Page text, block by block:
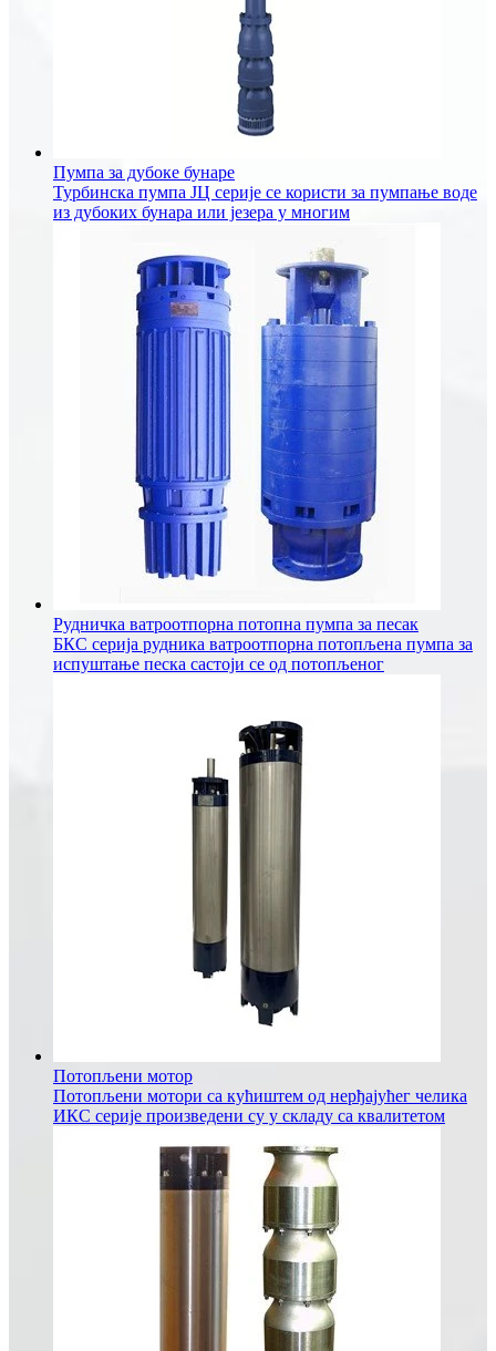
Пумпа за дубоке бунаре
Турбинска пумпа ЈЦ серије се користи за пумпање воде
из дубоких бунара или језера у многим
Рудничка ватроотпорна потопна пумпа за песак
БКС серија рудника ватроотпорна потопљена пумпа за
испуштање песка састоји се од потопљеног
Потопљени мотор
Потопљени мотори са кућиштем од нерђајућег челика
ИКС серије произведени су у складу са квалитетом